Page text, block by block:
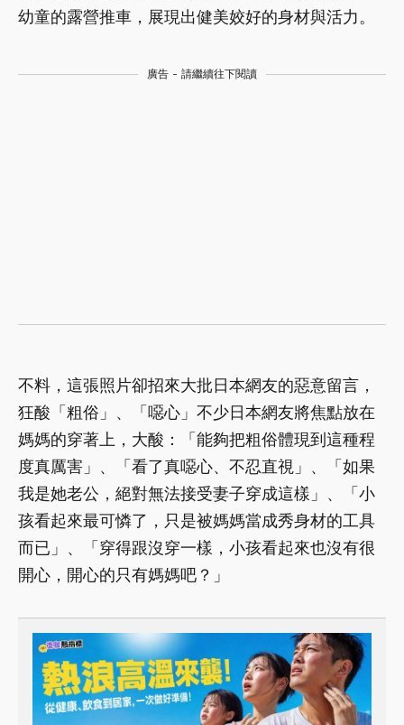
幼童的露營推車，展現出健美姣好的身材與活力。
廣告 - 請繼續往下閱讀
不料，這張照片卻招來大批日本網友的惡意留言，
狂酸「粗俗」、「噁心」不少日本網友將焦點放在
媽媽的穿著上，大酸：「能夠把粗俗體現到這種程
度真厲害」、「看了真噁心、不忍直視」、「如果
我是她老公，絕對無法接受妻子穿成這樣」、「小
孩看起來最可憐了，只是被媽媽當成秀身材的工具
而已」、「穿得跟沒穿一樣，小孩看起來也沒有很
開心，開心的只有媽媽吧？」